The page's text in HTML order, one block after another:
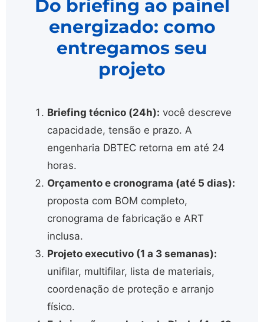
Do briefing ao painel
energizado: como
entregamos seu
projeto
Briefing técnico (24h): você descreve
capacidade, tensão e prazo. A
engenharia DBTEC retorna em até 24
horas.
Orçamento e cronograma (até 5 dias):
proposta com BOM completo,
cronograma de fabricação e ART
inclusa.
Projeto executivo (1 a 3 semanas):
unifilar, multifilar, lista de materiais,
coordenação de proteção e arranjo
físico.